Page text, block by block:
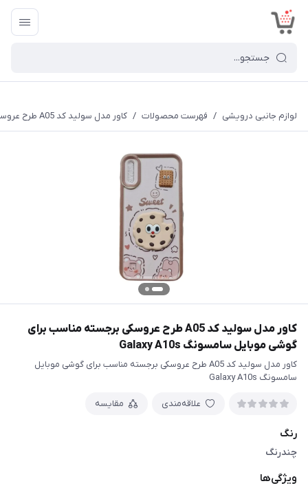
لوازم جانبی درویشی / فهرست محصولات / کاور مدل سولید کد A05 طرح عروسکی برجسته مناسب برای گوشی موبایل سامسونگ Galaxy A10s
کاور مدل سولید کد A05 طرح عروسکی برجسته مناسب برای
گوشی موبایل سامسونگ Galaxy A10s
کاور مدل سولید کد A05 طرح عروسکی برجسته مناسب برای گوشی موبایل
سامسونگ Galaxy A10s
علاقه‌مندی مقایسه
رنگ
چندرنگ
ویژگی‌ها